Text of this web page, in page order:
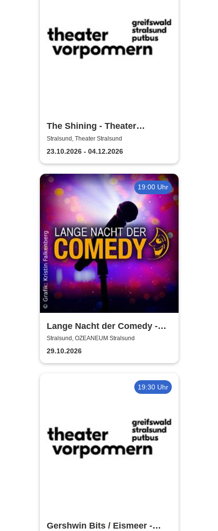
The Shining - Theater
Vorpommern
Stralsund, Theater Stralsund
23.10.2026 - 04.12.2026
19:00 Uhr
Lange Nacht der Comedy -
Die Stadt lacht
Stralsund, OZEANEUM Stralsund
29.10.2026
19:30 Uhr
Gershwin Bits / Eismeer -